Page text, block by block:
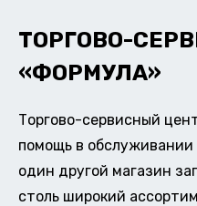
ТОРГОВО-
«ФОРМУЛА»
Торгово-сервисный
помощь в
один другой магазин
столь широкий